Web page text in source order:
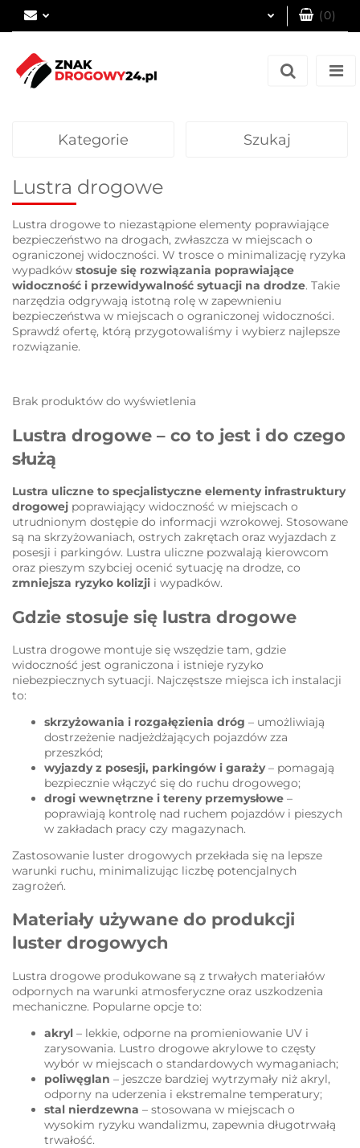
(0)
Kategorie Szukaj
Lustra drogowe
Lustra drogowe to niezastąpione elementy poprawiające
bezpieczeństwo na drogach, zwłaszcza w miejscach o
ograniczonej widoczności. W trosce o minimalizację ryzyka
wypadków stosuje się rozwiązania poprawiające
widoczność i przewidywalność sytuacji na drodze. Takie
narzędzia odgrywają istotną rolę w zapewnieniu
bezpieczeństwa w miejscach o ograniczonej widoczności.
Sprawdź ofertę, którą przygotowaliśmy i wybierz najlepsze
rozwiązanie.
Brak produktów do wyświetlenia
Lustra drogowe – co to jest i do czego
służą
Lustra uliczne to specjalistyczne elementy infrastruktury
drogowej poprawiający widoczność w miejscach o
utrudnionym dostępie do informacji wzrokowej. Stosowane
są na skrzyżowaniach, ostrych zakrętach oraz wyjazdach z
posesji i parkingów. Lustra uliczne pozwalają kierowcom
oraz pieszym szybciej ocenić sytuację na drodze, co
zmniejsza ryzyko kolizji i wypadków.
Gdzie stosuje się lustra drogowe
Lustra drogowe montuje się wszędzie tam, gdzie
widoczność jest ograniczona i istnieje ryzyko
niebezpiecznych sytuacji. Najczęstsze miejsca ich instalacji
to:
skrzyżowania i rozgałęzienia dróg – umożliwiają
dostrzeżenie nadjeżdżających pojazdów zza
przeszkód;
wyjazdy z posesji, parkingów i garaży– pomagają
bezpiecznie włączyć się do ruchu drogowego;
drogi wewnętrzne i tereny przemysłowe –
poprawiają kontrolę nad ruchem pojazdów i pieszych
w zakładach pracy czy magazynach.
Zastosowanie luster drogowych przekłada się na lepsze
warunki ruchu, minimalizując liczbę potencjalnych
zagrożeń.
Materiały używane do produkcji
luster drogowych
Lustra drogowe produkowane są z trwałych materiałów
odpornych na warunki atmosferyczne oraz uszkodzenia
mechaniczne. Popularne opcje to:
akryl – lekkie, odporne na promieniowanie UV i
zarysowania. Lustro drogowe akrylowe to częsty
wybór w miejscach o standardowych wymaganiach;
poliwęglan – jeszcze bardziej wytrzymały niż akryl,
odporny na uderzenia i ekstremalne temperatury;
stal nierdzewna – stosowana w miejscach o
wysokim ryzyku wandalizmu, zapewnia długotrwałą
trwałość.